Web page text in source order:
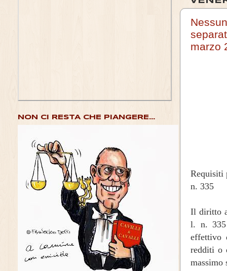
marzo
Requisiti
n. 335
Il diritto
l. n. 335
effettivo
redditi o
massimo
NON CI RESTA CHE PIANGERE...